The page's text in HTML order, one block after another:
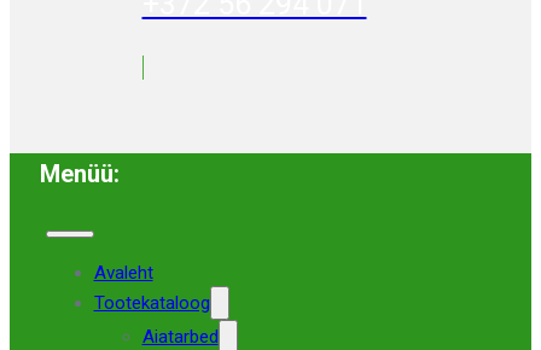
Menüü:
Avaleht
Tootekataloog
Aiatarbed